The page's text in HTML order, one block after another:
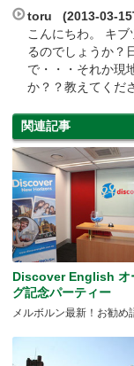
toru (2013-03-
こんにちわ。 キ
るのでしょうか？
で・・・それか現
か？？教えてくだ
関連記事
Discover English オ
グ記念パーティー
メルボルン最新！お勧